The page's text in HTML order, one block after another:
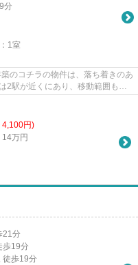
分
1室
のコチラの物件は、落ち着きのあ
2駅が近くにあり、移動範囲も広
4,100円)
万円
21分
歩19分
徒歩19分